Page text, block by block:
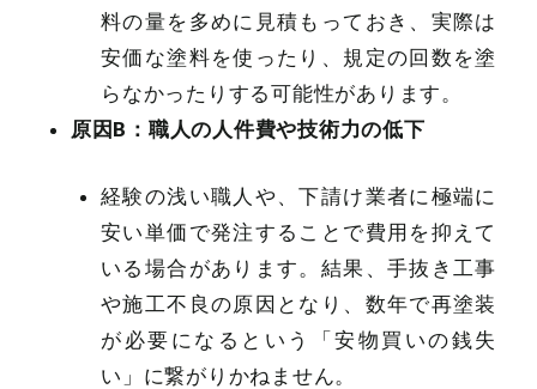
料の量を多めに見積もっておき、実際は
安価な塗料を使ったり、規定の回数を塗
らなかったりする可能性があります。
原因B：職人の人件費や技術力の低下
経験の浅い職人や、下請け業者に極端に
安い単価で発注することで費用を抑えて
いる場合があります。結果、手抜き工事
や施工不良の原因となり、数年で再塗装
が必要になるという「安物買いの銭失
い」に繋がりかねません。